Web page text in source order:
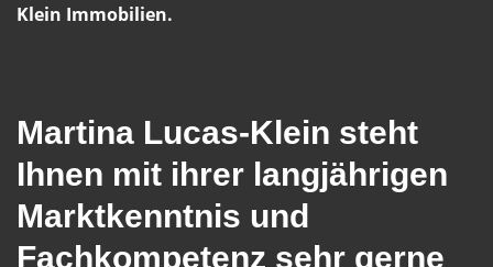
Klein Immobilien.
Martina Lucas-Klein steht
Ihnen mit ihrer langjährigen
Marktkenntnis und
Fachkompetenz sehr gerne